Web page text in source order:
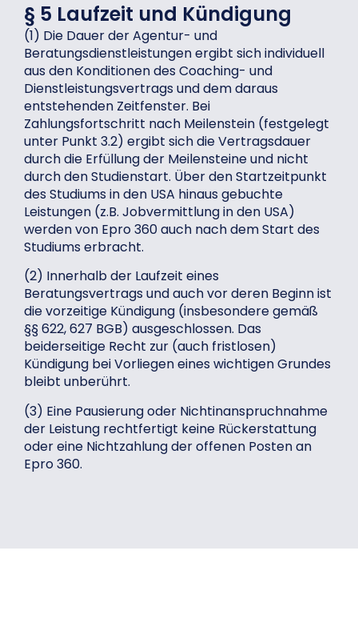
§ 5 Laufzeit und Kündigung
(1) Die Dauer der Agentur- und
Beratungsdienstleistungen ergibt sich individuell
aus den Konditionen des Coaching- und
Dienstleistungsvertrags und dem daraus
entstehenden Zeitfenster. Bei
Zahlungsfortschritt nach Meilenstein (festgelegt
unter Punkt 3.2) ergibt sich die Vertragsdauer
durch die Erfüllung der Meilensteine und nicht
durch den Studienstart. Über den Startzeitpunkt
des Studiums in den USA hinaus gebuchte
Leistungen (z.B. Jobvermittlung in den USA)
werden von Epro 360 auch nach dem Start des
Studiums erbracht.
(2) Innerhalb der Laufzeit eines
Beratungsvertrags und auch vor deren Beginn ist
die vorzeitige Kündigung (insbesondere gemäß
§§ 622, 627 BGB) ausgeschlossen. Das
beiderseitige Recht zur (auch fristlosen)
Kündigung bei Vorliegen eines wichtigen Grundes
bleibt unberührt.
(3) Eine Pausierung oder Nichtinanspruchnahme
der Leistung rechtfertigt keine Rückerstattung
oder eine Nichtzahlung der offenen Posten an
Epro 360.